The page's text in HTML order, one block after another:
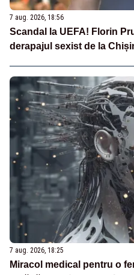
7 aug. 2026, 18:56
Scandal la UEFA! Florin
derapajul sexist de la
7 aug. 2026, 18:25
Miracol medical pentru o